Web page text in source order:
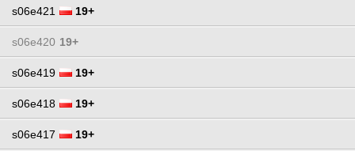
s06e421 19+
s06e420 19+
s06e419 19+
s06e418 19+
s06e417 19+